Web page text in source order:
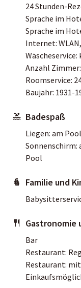
24 Stunden-
Sprache im
Sprache im
Internet: WLAN,
Anzahl
Roomservice:
Baujahr: 1931-
Badespaß
Liegen: am
Sonnenschirm:
Pool
Familie und
Gastronomie
Bar
Restaurant:
Restaurant: